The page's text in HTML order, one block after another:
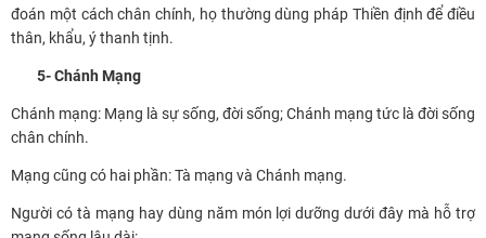
đoán một cách chân chính, họ thường dùng pháp Thiền định để điều
thân, khẩu, ý thanh tịnh.
5- Chánh Mạng
Chánh mạng: Mạng là sự sống, đời sống; Chánh mạng tức là đời sống
chân chính.
Mạng cũng có hai phần: Tà mạng và Chánh mạng.
Người có tà mạng hay dùng năm món lợi dưỡng dưới đây mà hỗ trợ